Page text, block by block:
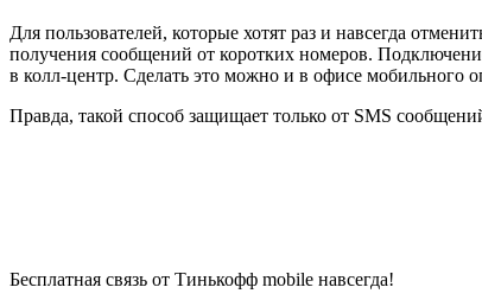
Для пользователей, которые хотят раз и навсегда
получения сообщений от коротких номеров.
в колл-центр. Сделать это можно и в офисе мобильного
Правда, такой способ защищает только от SMS
Бесплатная связь от Тинькофф mobile навсегда!